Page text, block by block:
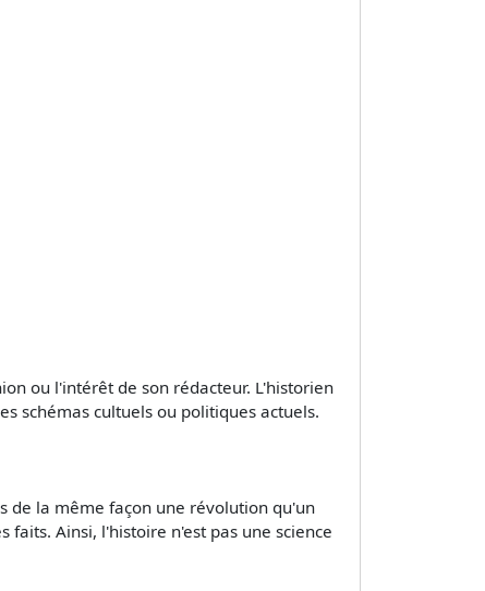
ou l'intérêt de son rédacteur. L'historien
schémas cultuels ou politiques actuels.
de la même façon une révolution qu'un
Ainsi, l'histoire n'est pas une science